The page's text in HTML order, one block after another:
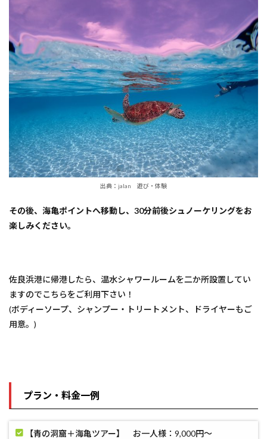
出典：jalan 遊び・体験
その後、海亀ポイントへ移動し、30分前後シュノーケリングをお
楽しみください。
佐良浜港に帰港したら、温水シャワールームを二か所設置してい
ますのでこちらをご利用下さい！
(ボディーソープ、シャンプー・トリートメント、ドライヤーもご
用意。)
プラン・料金一例
【青の洞窟＋海亀ツアー】 お一人様：9,000円〜